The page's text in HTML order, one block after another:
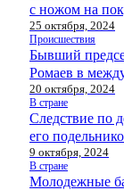
с ножом на
25 октября, 2024
Происшествия
Бывший
Ромаев в
20 октября, 2024
В стране
Следствие по
его
9 октября, 2024
В стране
Молодежные